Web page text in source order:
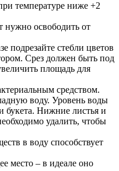
температуре ниже +2
нужно освободить от
подрезайте стебли цветов
Срез должен быть под
площадь для
средством.
воду. Уровень воды
букета. Нижние листья и
удалить, чтобы
в воду способствует
место – в идеале оно